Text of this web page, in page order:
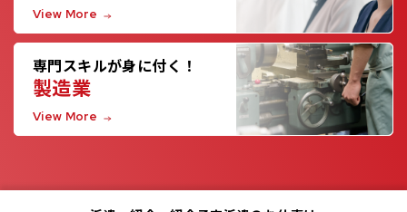
View More
専門スキルが身に付く！
製造業
View More